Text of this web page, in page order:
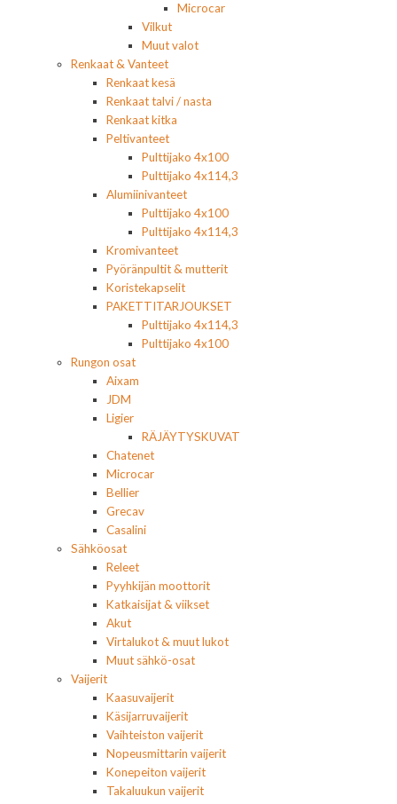
Microcar
Vilkut
Muut valot
Renkaat & Vanteet
Renkaat kesä
Renkaat talvi / nasta
Renkaat kitka
Peltivanteet
Pulttijako 4x100
Pulttijako 4x114,3
Alumiinivanteet
Pulttijako 4x100
Pulttijako 4x114,3
Kromivanteet
Pyöränpultit & mutterit
Koristekapselit
PAKETTITARJOUKSET
Pulttijako 4x114,3
Pulttijako 4x100
Rungon osat
Aixam
JDM
Ligier
RÄJÄYTYSKUVAT
Chatenet
Microcar
Bellier
Grecav
Casalini
Sähköosat
Releet
Pyyhkijän moottorit
Katkaisijat & viikset
Akut
Virtalukot & muut lukot
Muut sähkö-osat
Vaijerit
Kaasuvaijerit
Käsijarruvaijerit
Vaihteiston vaijerit
Nopeusmittarin vaijerit
Konepeiton vaijerit
Takaluukun vaijerit